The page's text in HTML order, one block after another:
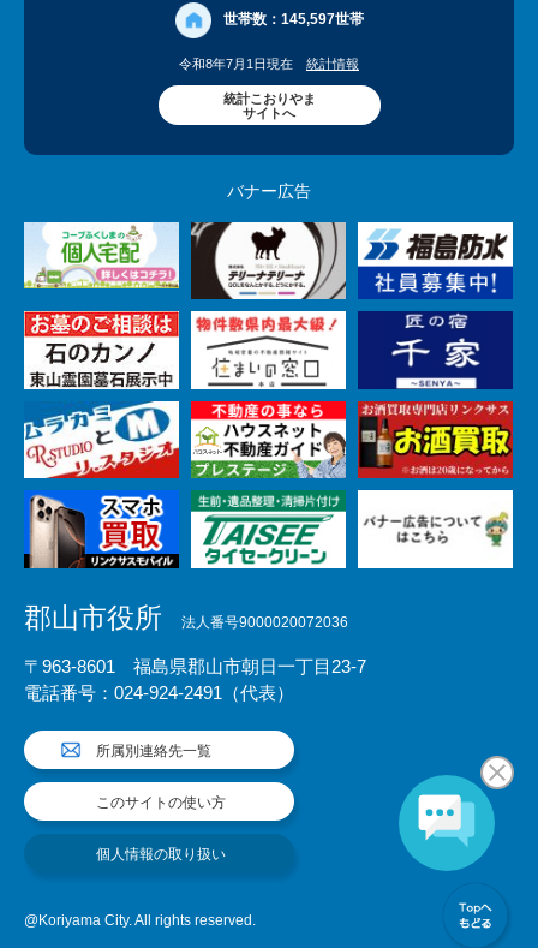
世帯数： 145,597世帯
令和8年7月1日現在 統計情報
統計こおりやま
サイトへ
バナー広告
郡山市役所 法人番号9000020072036
〒963-8601 福島県郡山市朝日一丁目23-7
電話番号：024-924-2491（代表）
所属別連絡先一覧
このサイトの使い方
個人情報の取り扱い
@Koriyama City. All rights reserved.